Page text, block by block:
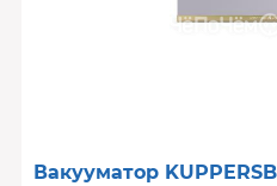
Вакууматор